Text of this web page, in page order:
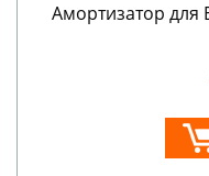
Амортизатор для